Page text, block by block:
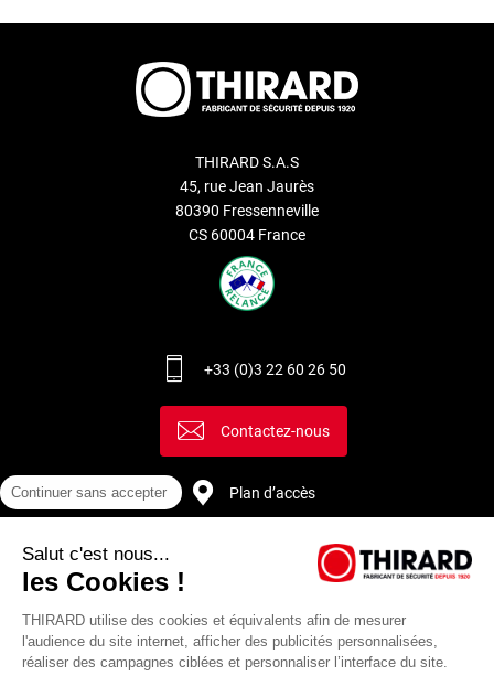
THIRARD S.A.S
45, rue Jean Jaurès
80390 Fressenneville
CS 60004 France
+33 (0)3 22 60 26 50
Contactez-nous
Plan d’accès
Continuer sans accepter
Salut c'est nous...
les Cookies !
THIRARD utilise des cookies et équivalents afin de mesurer
l'audience du site internet, afficher des publicités personnalisées,
réaliser des campagnes ciblées et personnaliser l’interface du site.